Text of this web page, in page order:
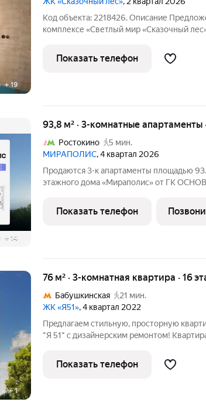
+19
Код объекта: 2218426. Описание
комплексе «Светлый мир «Сказочный
остров», крупнейшего лесного массива
Ярославский в г. Москвы. Это
Показать телефон
+ 14
93,8 м² · 3-комнатные апартаменты
Ростокино
5 мин.
МИРАПОЛИС, 4 квартал 2026
Продаются 3-к апартаменты площадью
этажного дома «Мираполис» от ГК ОСНОВА.
жизни. Проект состоит из четырех башен
стеклянными
Показать телефон
+1
76 м² · 3-комнатная квартира · 16
Бабушкинская
21 мин.
ЖК «Я51», 4 квартал 2022
Пpeдлагаем cтильную, пpосторную
"Я 51" c дизaйнеpcким peмoнтом!
доcтупности парк "Лосиный оcтpов".
пeшей
Показать телефон